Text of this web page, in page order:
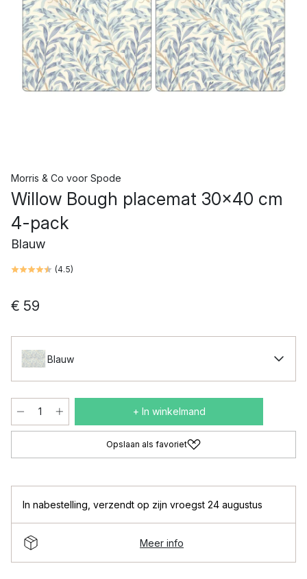
Morris & Co voor Spode
Willow Bough placemat 30x40 cm
4-pack
Blauw
(4.5)
€ 59
Blauw
+ In winkelmand
Opslaan als favoriet
In nabestelling verzendt op zijn vroegst 24 augustus
Meer info